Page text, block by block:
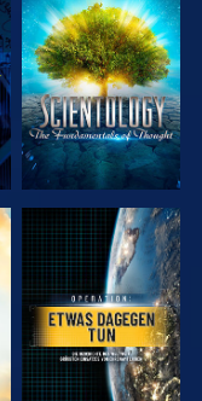
SERIE
ENTDECKEN
ANSEHEN